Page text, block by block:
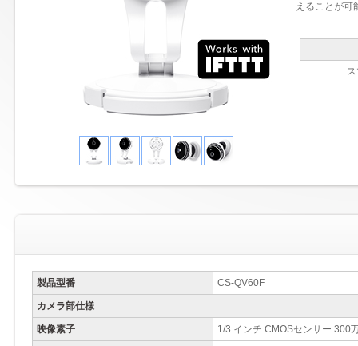
えることが可
製品型番 CS-QV60F
カメラ部仕様
映像素子 1/3 インチ CMOSセンサー 300